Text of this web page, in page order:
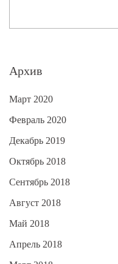
Архив
Март 2020
Февраль 2020
Декабрь 2019
Октябрь 2018
Сентябрь 2018
Август 2018
Май 2018
Апрель 2018